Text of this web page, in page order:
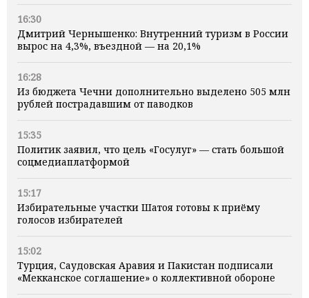
16:30
Дмитрий Чернышенко: Внутренний туризм в России
вырос на 4,3%, въездной — на 20,1%
16:28
Из бюджета Чечни дополнительно выделено 505 млн
рублей пострадавшим от паводков
15:35
Политик заявил, что цель «Госулуг» — стать большой
соцмедиаплатформой
15:17
Избирательные участки Шатоя готовы к приёму
голосов избирателей
15:02
Турция, Саудовская Аравия и Пакистан подписали
«Мекканское соглашение» о коллективной обороне